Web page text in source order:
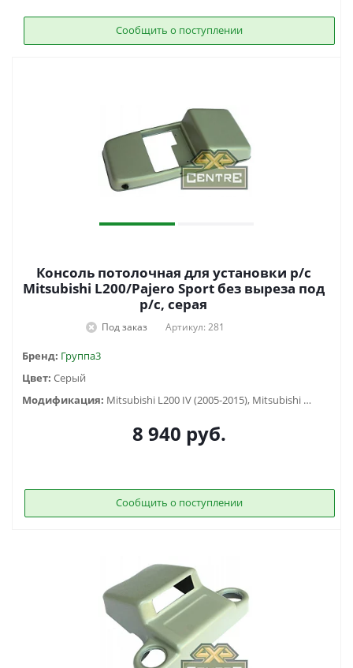
Сообщить о поступлении
Консоль потолочная для установки р/c
Mitsubishi L200/Pajero Sport без выреза под
р/c, серая
Под заказ Артикул: 281
Бренд: Группа3
Цвет: Серый
Модификация:
Mitsubishi L200 IV (2005-2015), Mitsubishi Pajero Sport II (2009-2015)
8 940 руб.
Сообщить о поступлении